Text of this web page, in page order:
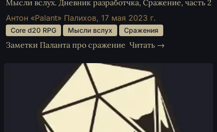
Мысли вслух. Дневник разработчка, Сражение, часть 2
Антон «Palant» Палихов, 17 мая 2023 г.
Core d20 RPG Мысли вслух Сражения
Заметки Паланта про сражение Читать →